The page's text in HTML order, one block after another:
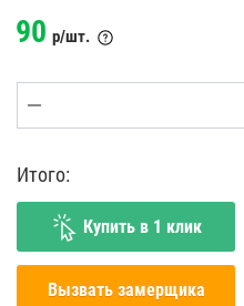
90 р/шт.
Итого:
Купить в 1 клик
Вызвать замерщика